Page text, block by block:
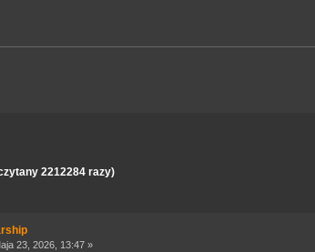
2212284 razy)
23, 2026, 13:47 »